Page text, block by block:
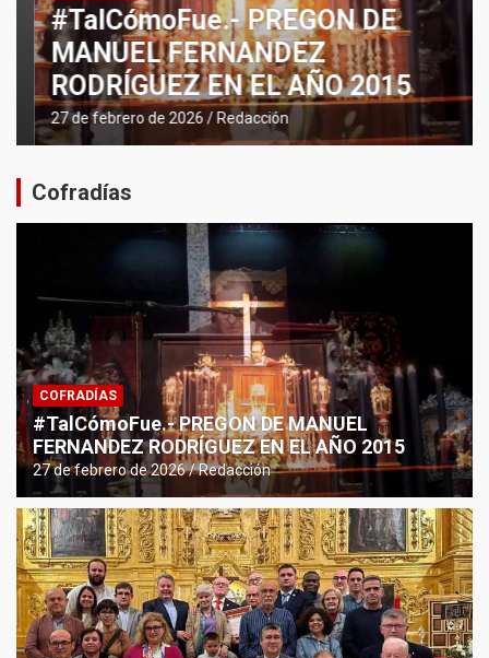
#TalCómoFue.- PREGON DE
MANUEL FERNANDEZ
RODRÍGUEZ EN EL AÑO 2015
27 de febrero de 2026 Redacción
Cofradías
COFRADÍAS
#TalCómoFue.- PREGON DE MANUEL
FERNANDEZ RODRÍGUEZ EN EL AÑO 2015
27 de febrero de 2026 Redacción